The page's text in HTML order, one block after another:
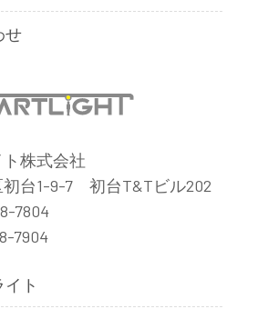
せ
株式会社
初台1-9-7 初台T&Tビル202
7804
7904
ト